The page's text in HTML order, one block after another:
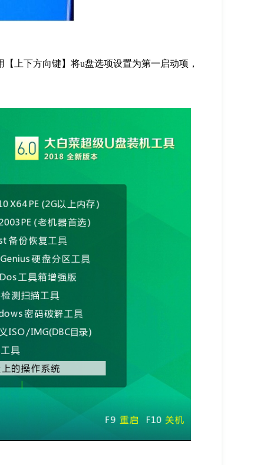
上下方向键】将u盘选项设置为第一启动项，